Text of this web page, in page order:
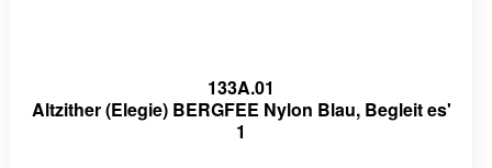
133A.01
Altzither (Elegie) BERGFEE Nylon Blau, Begleit es'
1